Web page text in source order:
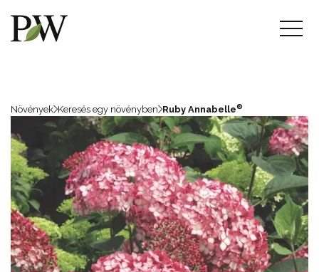
Növények Keresés egy növényben Ruby Annabelle®